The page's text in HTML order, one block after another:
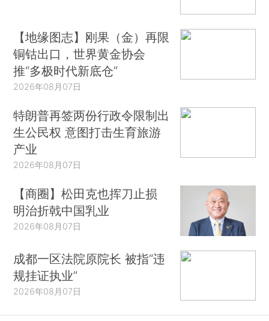
【地缘图志】刚果（金）再限
铜钴出口，世界黄金协会
推“多极时代新底仓”
2026年08月07日
特朗普再签两份行政令限制出
生公民权 意图打击生育旅游
产业
2026年08月07日
【商圈】松田克也挥刀止损
明治折戟中国乳业
2026年08月07日
成都一区法院原院长 被指“违
规挂证执业”
2026年08月07日